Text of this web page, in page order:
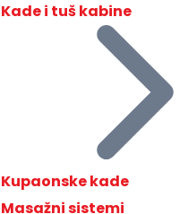
Kade i tuš kabine
Kupaonske kade
Masažni sistemi